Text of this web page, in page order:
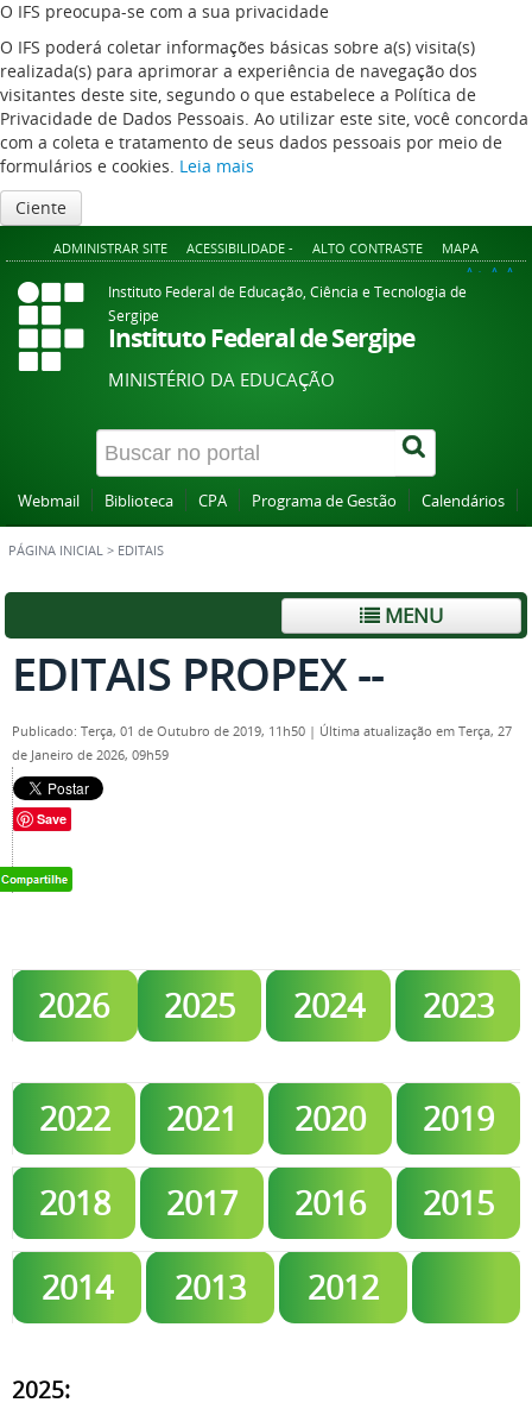
O IFS preocupa-se com a sua privacidade
O IFS poderá coletar informações básicas sobre a(s) visita(s)
realizada(s) para aprimorar a experiência de navegação dos
visitantes deste site, segundo o que estabelece a Política de
Privacidade de Dados Pessoais. Ao utilizar este site, você concorda
com a coleta e tratamento de seus dados pessoais por meio de
formulários e cookies. Leia mais
Ciente
ADMINISTRAR SITE ACESSIBILIDADE - ALTO CONTRASTE MAPA
A+ A A-
Instituto Federal de Educação, Ciência e Tecnologia de
Sergipe
Instituto Federal de Sergipe
MINISTÉRIO DA EDUCAÇÃO
Webmail Biblioteca CPA Programa de Gestão Calendários
PÁGINA INICIAL > EDITAIS
MENU
EDITAIS PROPEX --
Publicado: Terça, 01 de Outubro de 2019, 11h50 | Última atualização em Terça, 27
de Janeiro de 2026, 09h59
Save
2026 2025 2024 2023
2022 2021 2020
2019
2018
2017 2016
2015
2014
2013 2012
2025: